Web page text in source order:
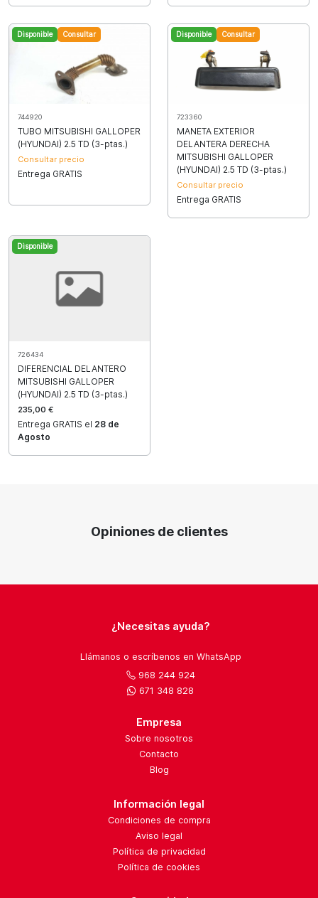
Disponible Consultar
744920
TUBO MITSUBISHI GALLOPER
(HYUNDAI) 2.5 TD (3-ptas.)
Consultar precio
Entrega GRATIS
Disponible Consultar
723360
MANETA EXTERIOR
DELANTERA DERECHA
MITSUBISHI GALLOPER
(HYUNDAI) 2.5 TD (3-ptas.)
Consultar precio
Entrega GRATIS
Disponible
726434
DIFERENCIAL DELANTERO
MITSUBISHI GALLOPER
(HYUNDAI) 2.5 TD (3-ptas.)
235,00 €
Entrega GRATIS el 28 de
Agosto
Opiniones de clientes
¿Necesitas ayuda?
Llámanos o escríbenos en WhatsApp
968 244 924
671 348 828
Empresa
Sobre nosotros
Contacto
Blog
Información legal
Condiciones de compra
Aviso legal
Política de privacidad
Política de cookies